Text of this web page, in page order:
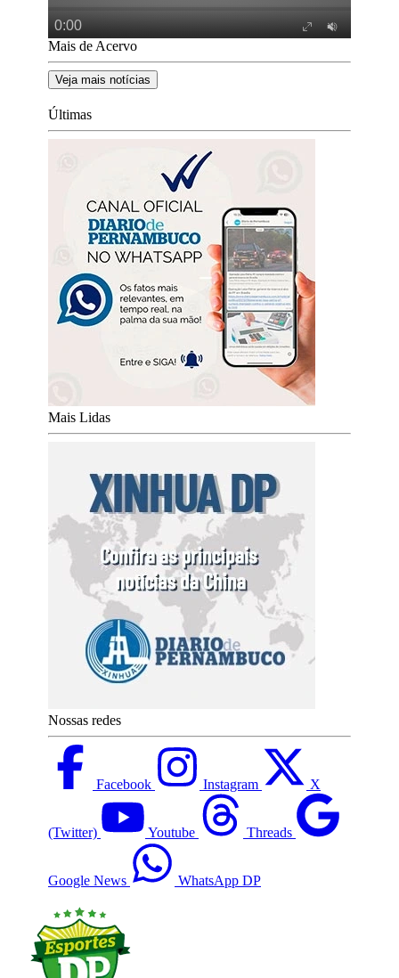
Mais de Acervo
Veja mais notícias
Últimas
Mais Lidas
Nossas redes
Facebook Instagram X
(Twitter) Youtube Threads
Google News WhatsApp DP